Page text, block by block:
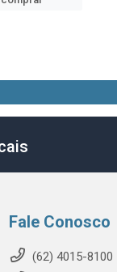
Fale Conosco
(62) 4015-8100